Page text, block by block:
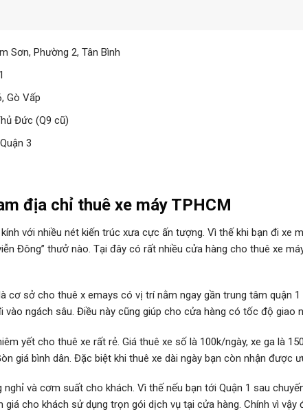
Sơn, Phường 2, Tân Bình
Gò Vấp
Đức (Q9 cũ)
3
địa chỉ thuê xe máy TPHCM
với nhiều nét kiến trúc xưa cực ấn tượng. Vì thế khi bạn đi xe
Đông” thưở nào. Tại đây có rất nhiều cửa hàng cho thuê xe
cơ sở cho thuê x emays có vị trí nằm ngay gần trung tâm quận
ngách sâu. Điều này cũng giúp cho cửa hàng có tốc độ giao
yết cho thuê xe rất rẻ. Giá thuê xe số là 100k/ngày, xe ga là
giá bình dân. Đặc biệt khi thuê xe dài ngày bạn còn nhận được
và cơm suất cho khách. Vì thế nếu bạn tới Quận 1 sau
cho khách sử dụng trọn gói dịch vụ tại cửa hàng. Chính vì